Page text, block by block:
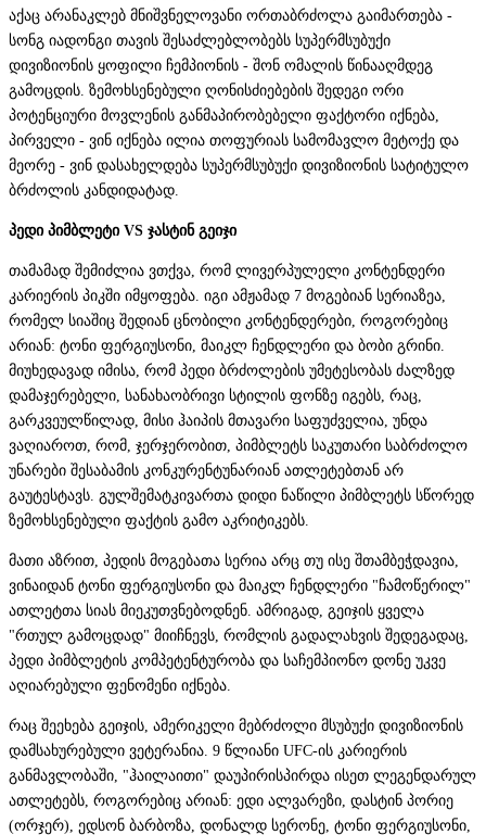
აქაც არანაკლებ მნიშვნელოვანი ორთაბრძოლა გაიმართება -
სონგ იადონგი თავის შესაძლებლობებს სუპერმსუბუქი
დივიზიონის ყოფილი ჩემპიონის - შონ ომალის წინააღმდეგ
გამოცდის. ზემოხსენებული ღონისძიებების შედეგი ორი
პოტენციური მოვლენის განმაპირობებელი ფაქტორი იქნება,
პირველი - ვინ იქნება ილია თოფურიას სამომავლო მეტოქე და
მეორე - ვინ დასახელდება სუპერმსუბუქი დივიზიონის სატიტულო
ბრძოლის კანდიდატად.
პედი პიმბლეტი VS ჯასტინ გეიჯი
თამამად შემიძლია ვთქვა, რომ ლივერპულელი კონტენდერი
კარიერის პიკში იმყოფება. იგი ამჟამად 7 მოგებიან სერიაზეა,
რომელ სიაშიც შედიან ცნობილი კონტენდერები, როგორებიც
არიან: ტონი ფერგიუსონი, მაიკლ ჩენდლერი და ბობი გრინი.
მიუხედავად იმისა, რომ პედი ბრძოლების უმეტესობას ძალზედ
დამაჯერებელი, სანახაობრივი სტილის ფონზე იგებს, რაც,
გარკვეულწილად, მისი ჰაიპის მთავარი საფუძველია, უნდა
ვაღიაროთ, რომ, ჯერჯერობით, პიმბლეტს საკუთარი საბრძოლო
უნარები შესაბამის კონკურენტუნარიან ათლეტებთან არ
გაუტესტავს. გულშემატკივართა დიდი ნაწილი პიმბლეტს სწორედ
ზემოხსენებული ფაქტის გამო აკრიტიკებს.
მათი აზრით, პედის მოგებათა სერია არც თუ ისე შთამბეჭდავია,
ვინაიდან ტონი ფერგიუსონი და მაიკლ ჩენდლერი "ჩამოწერილ"
ათლეტთა სიას მიეკუთვნებოდნენ. ამრიგად, გეიჯის ყველა
"რთულ გამოცდად" მიიჩნევს, რომლის გადალახვის შედეგადაც,
პედი პიმბლეტის კომპეტენტურობა და საჩემპიონო დონე უკვე
აღიარებული ფენომენი იქნება.
რაც შეეხება გეიჯის, ამერიკელი მებრძოლი მსუბუქი დივიზიონის
დამსახურებული ვეტერანია. 9 წლიანი UFC-ის კარიერის
განმავლობაში, "ჰაილაითი" დაუპირისპირდა ისეთ ლეგენდარულ
ათლეტებს, როგორებიც არიან: ედი ალვარეზი, დასტინ პორიე
(ორჯერ), ედსონ ბარბოზა, დონალდ სერონე, ტონი ფერგიუსონი,